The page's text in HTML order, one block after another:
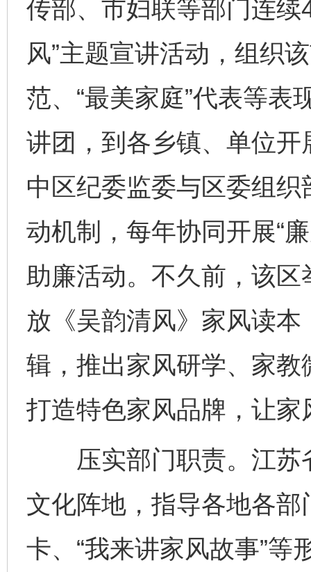
传部、市妇联等部门连续
风”主题宣讲活动，组织
范、“最美家庭”代表等表
讲团，到各乡镇、单位
中区纪委监委与区委组
动机制，每年协同开展“
助廉活动。不久前，该区
放《吴韵清风》家风读本
辑，推出家风研学、家
打造特色家风品牌，让
压实部门职责。江苏
文化阵地，指导各地各
卡、“我来讲家风故事”等